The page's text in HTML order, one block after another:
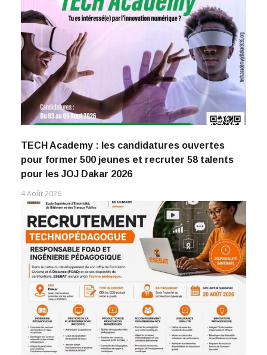
TECH Academy : les candidatures ouvertes
pour former 500 jeunes et recruter 58 talents
pour les JOJ Dakar 2026
4 Août 2026